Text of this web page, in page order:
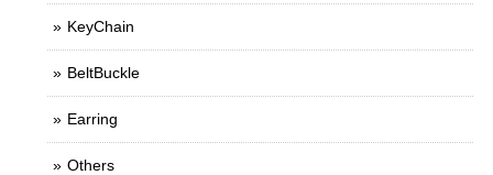
KeyChain
BeltBuckle
Earring
Others